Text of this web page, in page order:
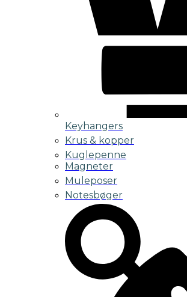
Keyhangers
Krus & kopper
Kuglepenne
Magneter
Muleposer
Notesbøger